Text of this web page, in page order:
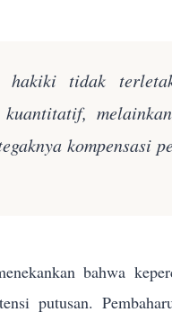
hakiki tidak
kuantitatif,
kompensasi
bahwa
putusan.